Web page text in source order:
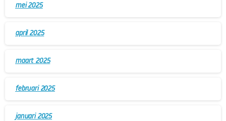
mei 2025
april 2025
maart 2025
februari 2025
januari 2025